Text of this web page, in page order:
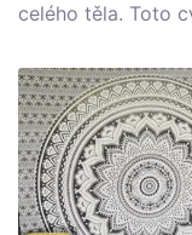
celého těla. Toto